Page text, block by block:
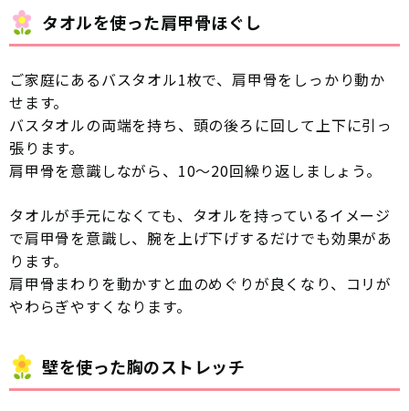
タオルを使った肩甲骨ほぐし
ご家庭にあるバスタオル1枚で、肩甲骨をしっかり動か
せます。
バスタオルの両端を持ち、頭の後ろに回して上下に引っ
張ります。
肩甲骨を意識しながら、10〜20回繰り返しましょう。
タオルが手元になくても、タオルを持っているイメージ
で肩甲骨を意識し、腕を上げ下げするだけでも効果があ
ります。
肩甲骨まわりを動かすと血のめぐりが良くなり、コリが
やわらぎやすくなります。
壁を使った胸のストレッチ